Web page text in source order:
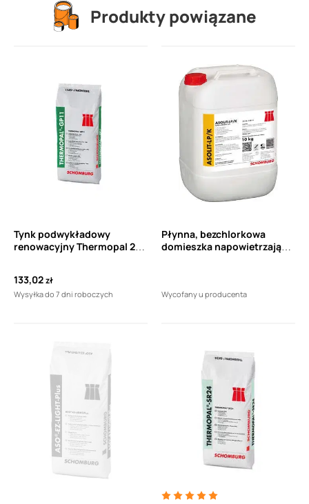
Produkty powiązane
Tynk podwykładowy
renowacyjny Thermopal 20
133,02zł
Wysyłka do 7 dni roboczych
Płynna, bezchlorkowa
domieszka napowietrzająca
Wycofany u producenta